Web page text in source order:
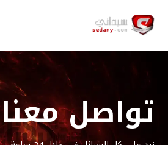
تواصل معنا